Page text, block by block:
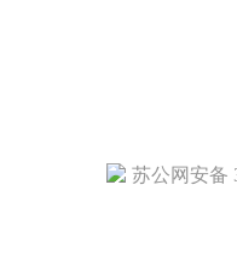
苏公网安备